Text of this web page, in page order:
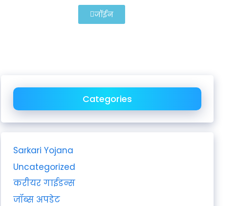
जॉईन
Categories
Sarkari Yojana
Uncategorized
करीयर गाईडन्स
जॉब्स अपडेट